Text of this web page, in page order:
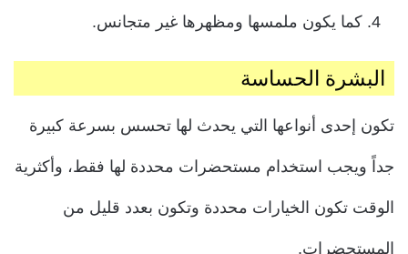
كما يكون ملمسها ومظهرها غير متجانس.
البشرة الحساسة
تكون إحدى أنواعها التي يحدث لها تحسس بسرعة كبيرة
جداً ويجب استخدام مستحضرات محددة لها فقط، وأكثرية
الوقت تكون الخيارات محددة وتكون بعدد قليل من
المستحضرات.